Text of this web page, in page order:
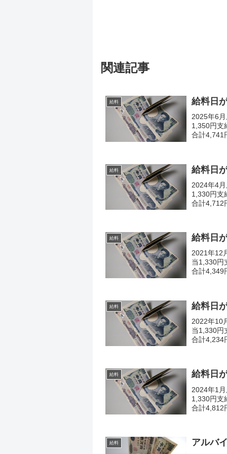
関連記事
給料 給料日
2025年6
1,350円支
合計4,741
給料 給料日
2024年4
1,330円支
合計4,712
給料 給料日
2021年12
当1,330円
合計4,349
給料 給料日
2022年10
当1,330円
合計4,234
給料 給料日
2024年1
1,330円支
合計4,812
給料 アルバ